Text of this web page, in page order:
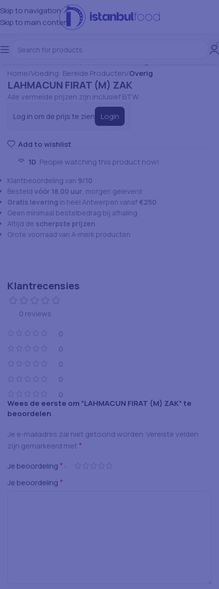
Skip to navigation
Skip to main content
Home Voeding: Bereide Producten Overig
LAHMACUN FIRAT (M) ZAK
Alle vermelde prijzen zijn inclusief BTW.
Log in om de prijs te zien Login
Add to wishlist
10 People watching this product now!
Klantbeoordeling van 9/10
Besteld vóór 18.00 uur, morgen geleverd
Gratis levering in heel Antwerpen vanaf €250
Geen minimaal bestelbedrag bij afhaling
Altijd de scherpste prijzen
Grote voorraad van A-merk producten
Klantrecensies
0 reviews
0
0
0
0
0
Wees de eerste om “LAHMACUN FIRAT (M) ZAK” te
beoordelen
Je e-mailadres zal niet getoond worden.Vereiste velden
zijn gemarkeerd met *
Je beoordeling *
Je beoordeling *